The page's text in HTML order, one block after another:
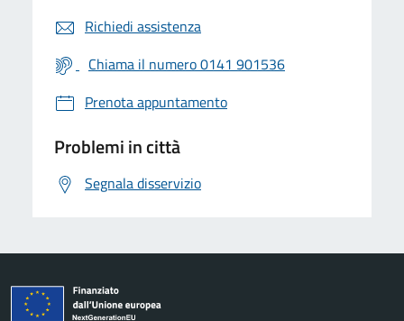
Richiedi assistenza
Chiama il numero 0141 901536
Prenota appuntamento
Problemi in città
Segnala disservizio